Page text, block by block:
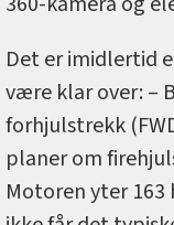
Det er imidlertid
være klar over: –
forhjulstrekk
planer om
Motoren yter